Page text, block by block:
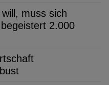
muss sich
2.000